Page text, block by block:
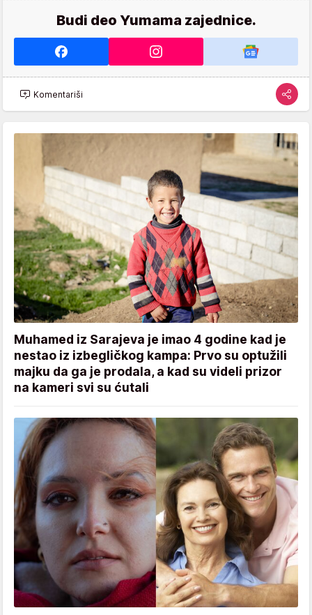
Budi deo Yumama zajednice.
Komentariši
Muhamed iz Sarajeva je imao 4 godine kad je
nestao iz izbegličkog kampa: Prvo su optužili
majku da ga je prodala, a kad su videli prizor
na kameri svi su ćutali